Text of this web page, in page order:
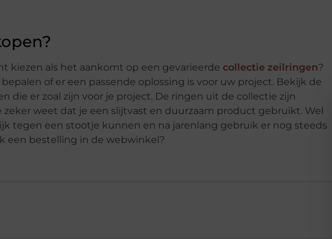
kiezen als het aankomt op een gevarieerde collectie zeilringen?
of er een passende oplossing is voor uw project. Bekijk de
die er zoal zijn voor je project. De ringen uit de collectie zijn
zeker weet dat je een slijtvast en duurzaam product gebruikt. Wel
tegen een stootje kunnen en na jarenlang gebruik er nog steeds
een bestelling in de webwinkel?